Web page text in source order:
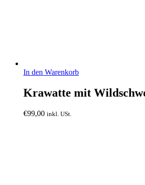
In den Warenkorb
Krawatte mit
€99,00 inkl. USt.